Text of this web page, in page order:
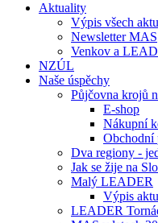
Aktuality
Výpis všech
Newsletter MAS
Venkov a
NZÚL
Naše úspěchy
Půjčovna krojů
E-shop
Nákupní
Obchodní
Dva regiony -
Jak se žije na
Malý LEADER
Výpis
LEADER